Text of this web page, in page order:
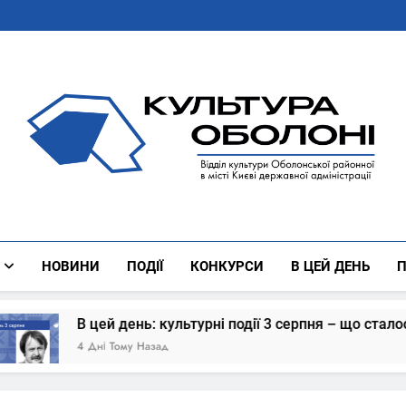
Культура Оболоні
НОВИНИ ПОДІЇ КОНКУРСИ В ЦЕЙ ДЕНЬ
В цей день: культурні події 3 серпня – що сталось
4 Дні Тому Назад